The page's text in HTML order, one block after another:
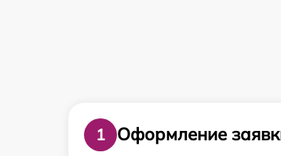
1 Оформление